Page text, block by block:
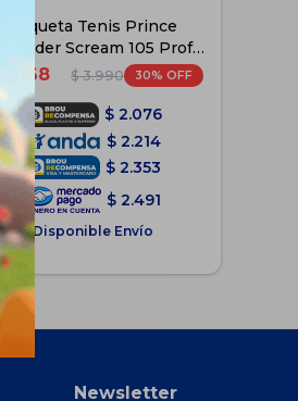
Raqueta Tenis Prince
Thunder Scream 105 Prof
+Funda
2.768 $ 3.990 30
$ 2.076
$ 2.214
$ 2.353
$ 2.491
Disponible Envío
Newsletter